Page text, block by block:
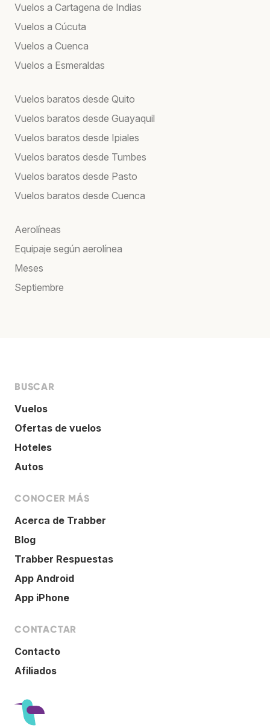
Vuelos a Cartagena de Indias
Vuelos a Cúcuta
Vuelos a Cuenca
Vuelos a Esmeraldas
Vuelos baratos desde Quito
Vuelos baratos desde Guayaquil
Vuelos baratos desde Ipiales
Vuelos baratos desde Tumbes
Vuelos baratos desde Pasto
Vuelos baratos desde Cuenca
Aerolíneas
Equipaje según aerolínea
Meses
Septiembre
BUSCAR
Vuelos
Ofertas de vuelos
Hoteles
Autos
CONOCER MÁS
Acerca de Trabber
Blog
Trabber Respuestas
App Android
App iPhone
CONTACTAR
Contacto
Afiliados